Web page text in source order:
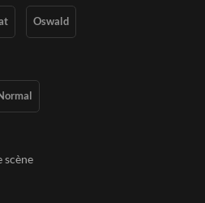
Oswald
scène